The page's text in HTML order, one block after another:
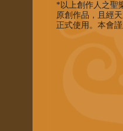
*以上創作人之聖
原創作品，且經
正式使用。本會